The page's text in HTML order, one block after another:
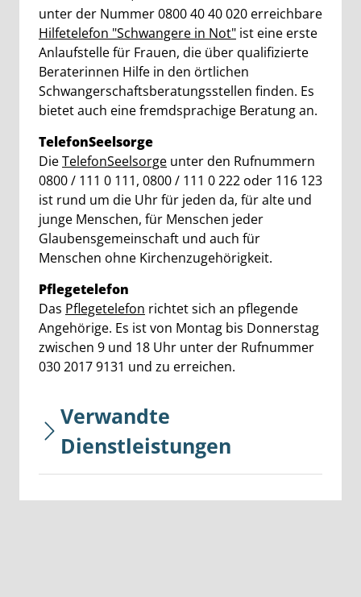
unter der Nummer 0800 40 40 020 erreichbare
Hilfetelefon "Schwangere in Not" ist eine erste
Anlaufstelle für Frauen, die über qualifizierte
Beraterinnen Hilfe in den örtlichen
Schwangerschaftsberatungsstellen finden. Es
bietet auch eine fremdsprachige Beratung an.
TelefonSeelsorge
DieTelefonSeelsorge unter den Rufnummern
0800 / 111 0 111, 0800 / 111 0 222 oder 116 123
ist rund um die Uhr für jeden da, für alte und
junge Menschen, für Menschen jeder
Glaubensgemeinschaft und auch für
Menschen ohne Kirchenzugehörigkeit.
Pflegetelefon
Das Pflegetelefon richtet sich an pflegende
Angehörige. Es ist von Montag bis Donnerstag
zwischen 9 und 18 Uhr unter der Rufnummer
030 2017 9131 und zu erreichen.
Verwandte
Dienstleistungen